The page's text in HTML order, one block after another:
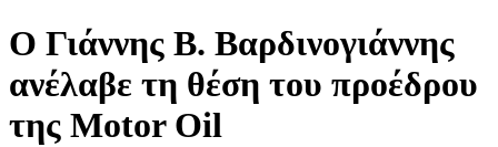
Ο Γιάννης Β. Βαρδινογιάννης
ανέλαβε τη θέση του προέδρου
της Μotor Oil